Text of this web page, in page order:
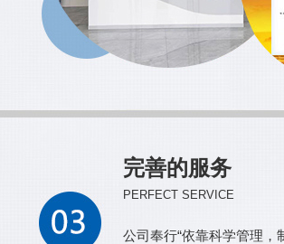
完善的服务
PERFECT SERVICE
公司奉行“依靠科学管理，